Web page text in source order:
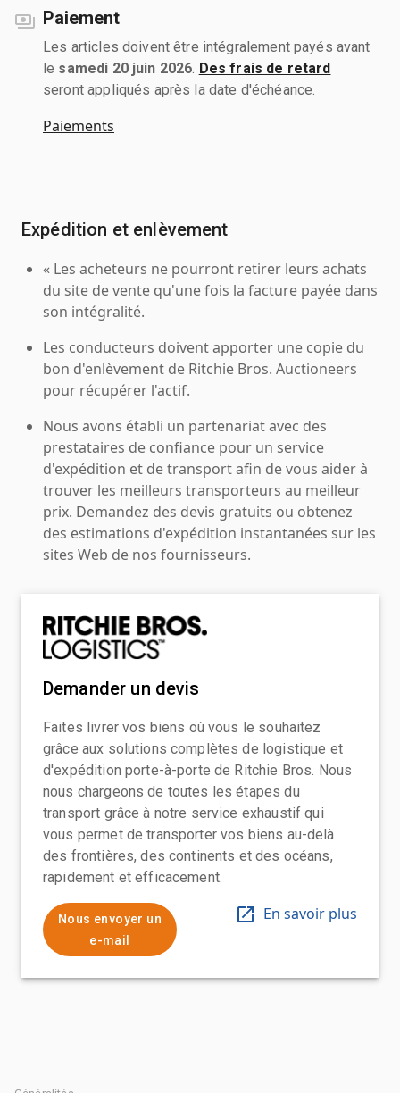
Paiement
Les articles doivent être intégralement payés avant
le samedi 20 juin 2026 Des frais de retard
seront appliqués après la date d'échéance.
Paiements
Expédition et enlèvement
« Les acheteurs ne pourront retirer leurs achats
du site de vente qu'une fois la facture payée dans
son intégralité.
Les conducteurs doivent apporter une copie du
bon d'enlèvement de Ritchie Bros. Auctioneers
pour récupérer l'actif.
Nous avons établi un partenariat avec des
prestataires de confiance pour un service
d'expédition et de transport afin de vous aider à
trouver les meilleurs transporteurs au meilleur
prix. Demandez des devis gratuits ou obtenez
des estimations d'expédition instantanées sur les
sites Web de nos fournisseurs.
Demander un devis
Faites livrer vos biens où vous le souhaitez
grâce aux solutions complètes de logistique et
d'expédition porte-à-porte de Ritchie Bros. Nous
nous chargeons de toutes les étapes du
transport grâce à notre service exhaustif qui
vous permet de transporter vos biens au-delà
des frontières, des continents et des océans,
rapidement et efficacement.
Nous envoyer un
e-mail
En savoir plus